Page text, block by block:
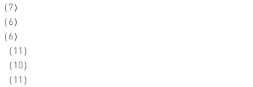
（7）
（6）
（6）
（11）
（10）
（11）